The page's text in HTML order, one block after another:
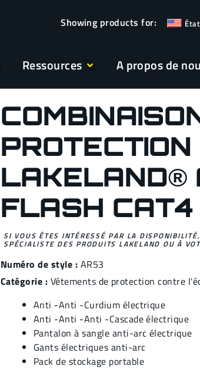
Ressources A propos de
PROTECTION
LAKELAND®
FLASH CAT4
SI VOUS ÊTES INTÉRESSÉ PAR LA
SPÉCIALISTE DES PRODUITS LAKELAND OU À
Numéro de style : AR53
Catégorie : Vêtements de protection contre
Anti -Anti -Curdium électrique
Anti -Anti -Anti -Cascade électrique
Pantalon à sangle anti-arc électrique
Gants électriques anti-arc
Pack de stockage portable